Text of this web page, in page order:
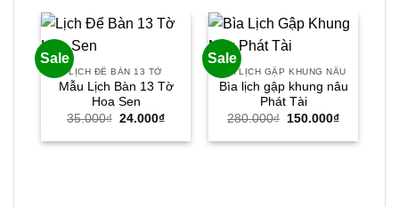
Sale
LỊCH ĐỂ BÀN 13 TỜ
Mẫu Lịch Bàn 13 Tờ
Hoa Sen
35.000₫ Giá
là:
24.000₫Giá
tại
Sale
BÌA LỊCH GẬP KHUNG NÂU
Bìa lịch gập khung nâu
Phát Tài
280.000₫
Giá
là:
150.000₫Giá
tại